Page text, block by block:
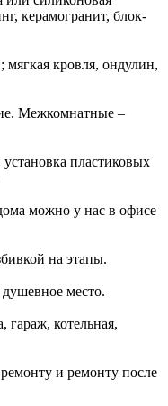
керамогранит, блок-
кровля, ондулин,
Межкомнатные –
пластиковых
можно у нас в офисе
на этапы.
место.
гараж, котельная,
и ремонту после